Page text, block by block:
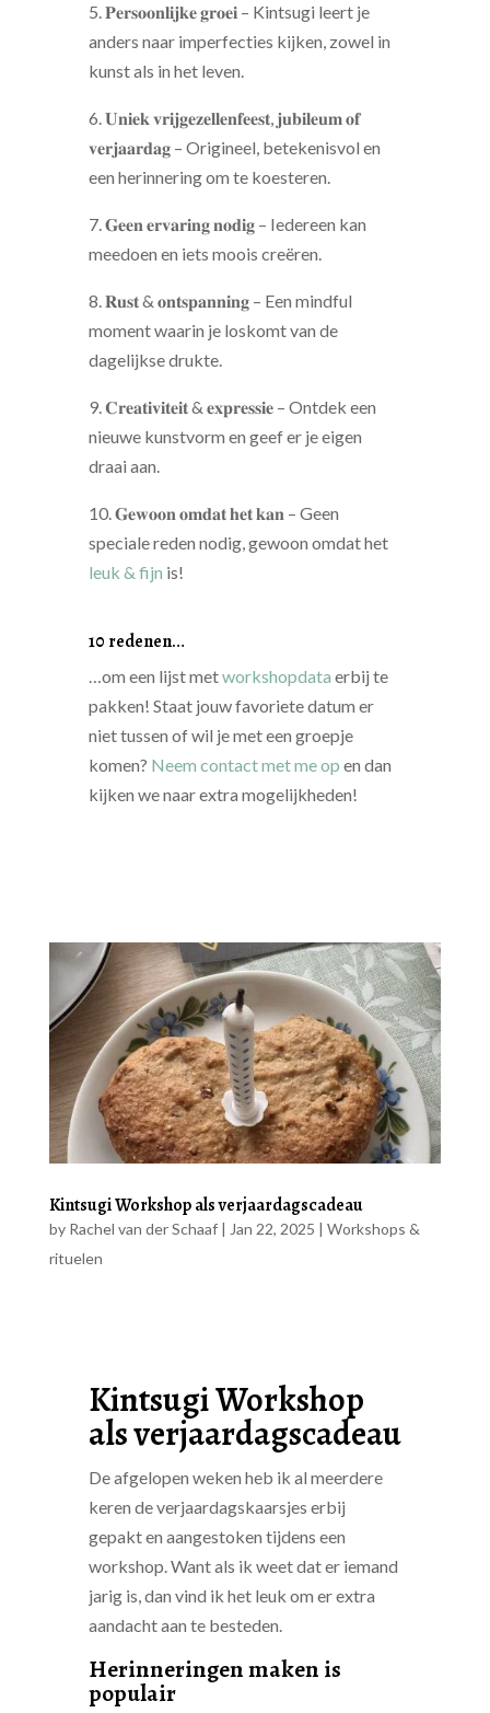
5. 𝐏𝐞𝐫𝐬𝐨𝐨𝐧𝐥𝐢𝐣𝐤𝐞 𝐠𝐫𝐨𝐞𝐢 – Kintsugi leert je
anders naar imperfecties kijken, zowel in
kunst als in het leven.
6. 𝐔𝐧𝐢𝐞𝐤 𝐯𝐫𝐢𝐣𝐠𝐞𝐳𝐞𝐥𝐥𝐞𝐧𝐟𝐞𝐞𝐬𝐭, 𝐣𝐮𝐛𝐢𝐥𝐞𝐮𝐦 𝐨𝐟
𝐯𝐞𝐫𝐣𝐚𝐚𝐫𝐝𝐚𝐠 – Origineel, betekenisvol en
een herinnering om te koesteren.
7. 𝐆𝐞𝐞𝐧 𝐞𝐫𝐯𝐚𝐫𝐢𝐧𝐠 𝐧𝐨𝐝𝐢𝐠 – Iedereen kan
meedoen en iets moois creëren.
8. 𝐑𝐮𝐬𝐭 & 𝐨𝐧𝐭𝐬𝐩𝐚𝐧𝐧𝐢𝐧𝐠 – Een mindful
moment waarin je loskomt van de
dagelijkse drukte.
9. 𝐂𝐫𝐞𝐚𝐭𝐢𝐯𝐢𝐭𝐞𝐢𝐭 & 𝐞𝐱𝐩𝐫𝐞𝐬𝐬𝐢𝐞 – Ontdek een
nieuwe kunstvorm en geef er je eigen
draai aan.
10. 𝐆𝐞𝐰𝐨𝐨𝐧 𝐨𝐦𝐝𝐚𝐭 𝐡𝐞𝐭 𝐤𝐚𝐧 – Geen
speciale reden nodig, gewoon omdat het
leuk & fijn is!
10 redenen…
…om een lijst metworkshopdata erbij te
pakken! Staat jouw favoriete datum er
niet tussen of wil je met een groepje
komen? Neem contact met me op en dan
kijken we naar extra mogelijkheden!
Kintsugi Workshop als verjaardagscadeau
by Rachel van der Schaaf| Jan 22, 2025 | Workshops &
rituelen
Kintsugi Workshop
als verjaardagscadeau
De afgelopen weken heb ik al meerdere
keren de verjaardagskaarsjes erbij
gepakt en aangestoken tijdens een
workshop. Want als ik weet dat er iemand
jarig is, dan vind ik het leuk om er extra
aandacht aan te besteden.
Herinneringen maken is
populair